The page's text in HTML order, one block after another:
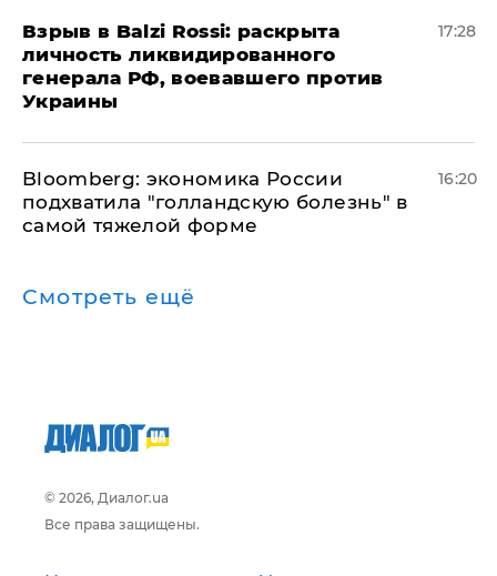
​Взрыв в Balzi Rossi: раскрыта
личность ликвидированного
генерала РФ, воевавшего против
Украины
17:28
Bloomberg: экономика России
подхватила "голландскую болезнь" в
самой тяжелой форме
16:20
Смотреть ещё
© 2026, Диалог.ua
Все права защищены.